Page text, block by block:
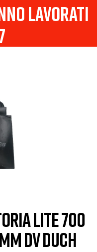
lavorati
LITE 700
DV DUCH